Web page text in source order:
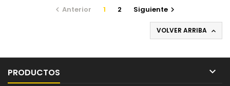
 Anterior 1 2 Siguiente 
VOLVER ARRIBA 
PRODUCTOS 